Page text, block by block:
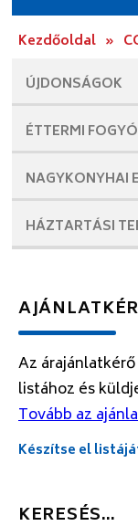
Kezdőoldal »
ÚJDONSÁGOK
ÉTTERMI
NAGYKONYHAI
HÁZTARTÁSI
Az
listához és
Tovább az
Készítse el
KERESÉS…